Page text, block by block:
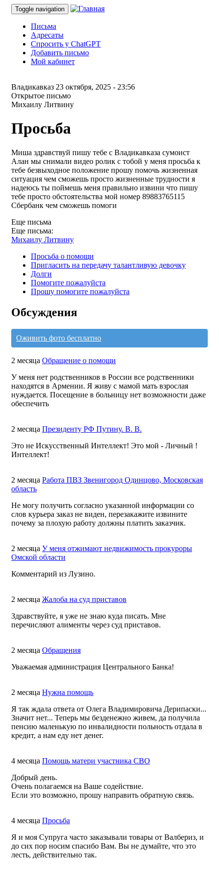
Toggle navigation
Письма
Адресаты
Спросить у ChatGPT
Добавить письмо
Мой кабинет
Владикавказ 23 октября, 2025 - 23:56
Открытое письмо
Михаилу Литвину
Просьба
Миша здравствуй пишу тебе с Владикавказа сумоист
Алан мы снимали видео ролик с тобой у меня просьба к
тебе безвыходное положение прошу помочь жизненная
ситуация чем сможешь просто жизненные трудности я
надеюсь ты поймешь меня правильно извини что пишу
тебе просто обстоятельства мой номер 89883765115
Сбербанк чем сможешь помоги
Еще письма
Еще письма:
Михаилу Литвину
Просьба о помощи
Пригласить на передачу талантливую девочку
Долги
Помогите пожалуйста
Прошу помогите пожалуйста
Обсуждения
Оживить фото бесплатно
2 месяца Обращение о помощи
У меня нет родственников в России все родственники
находятся в Армении. Я живу с мамой мать взрослая
нуждается. Посещение в больницу нет возможности даже
обеспечить
2 месяца Президенту РФ Путину. В. В.
Это не Искусственный Интеллект! Это мой - Личный !
Интеллект!
2 месяца Работа ПВЗ Звенигород Одинцово, Московская
область
Не могу получить согласно указанной информации со
слов курьера заказ не виден, перезакажите извините
почему за плохую работу должны платить заказчик.
2 месяца У меня отжимают недвижимость прокуроры
Омской области
Комментарий из Лузино.
2 месяца Жалоба на суд приставов
Здравствуйте, я уже не знаю куда писать. Мне
перечисляют алименты через суд приставов.
2 месяца Обращения
Уважаемая администрация Центрального Банка!
2 месяца Нужна помощь
Я так ждала ответа от Олега Владимировича Дерипаски...
Значит нет... Теперь мы безденежно живем, да получила
пенсию маленькую по инвалидности польность отдала в
кредит, а нам еду нет денег.
4 месяца Помощь матери участника СВО
Добрый день.
Очень полагаемся на Ваше содействие.
Если это возможно, прошу направить обратную связь.
4 месяца Просьба
Я и моя Супруга часто заказывали товары от Валбериз, и
до сих пор носим спасибо Вам. Вы не думайте, что это
лесть, действительно так.